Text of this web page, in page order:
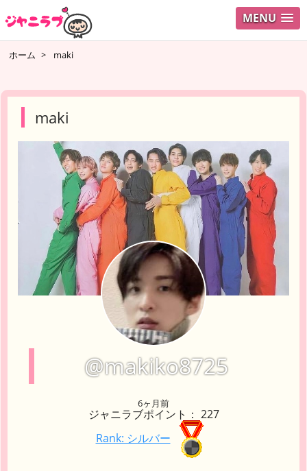
MENU ログイ
ホーム > maki
maki
@makiko8725
6ヶ月前
ジャニラブポイント： 227
Rank: シルバー